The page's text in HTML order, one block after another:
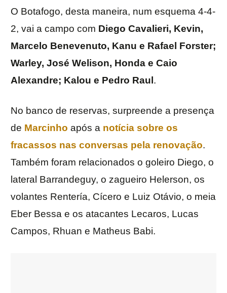
O Botafogo, desta maneira, num esquema 4-4-
2, vai a campo com Diego Cavalieri, Kevin,
Marcelo Benevenuto, Kanu e Rafael Forster;
Warley, José Welison, Honda e Caio
Alexandre; Kalou e Pedro Raul .
No banco de reservas, surpreende a presença
de Marcinho após a notícia sobre os
fracassos nas conversas pela renovação.
Também foram relacionados o goleiro Diego, o
lateral Barrandeguy, o zagueiro Helerson, os
volantes Rentería, Cícero e Luiz Otávio, o meia
Eber Bessa e os atacantes Lecaros, Lucas
Campos, Rhuan e Matheus Babi.